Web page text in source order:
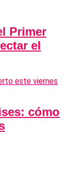
Primer
el
cómo